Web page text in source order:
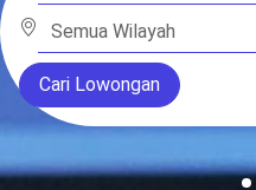
Semua Wilayah
Cari Lowongan